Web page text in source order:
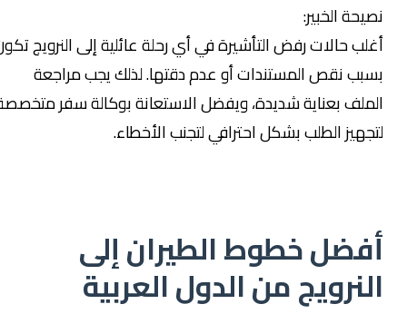
نصيحة الخبير:
أغلب حالات رفض التأشيرة في أي رحلة عائلية إلى النرويج تكون
بسبب نقص المستندات أو عدم دقتها. لذلك يجب مراجعة
الملف بعناية شديدة، ويفضل الاستعانة بوكالة سفر متخصصة
لتجهيز الطلب بشكل احترافي لتجنب الأخطاء.
أفضل خطوط الطيران إلى
النرويج من الدول العربية